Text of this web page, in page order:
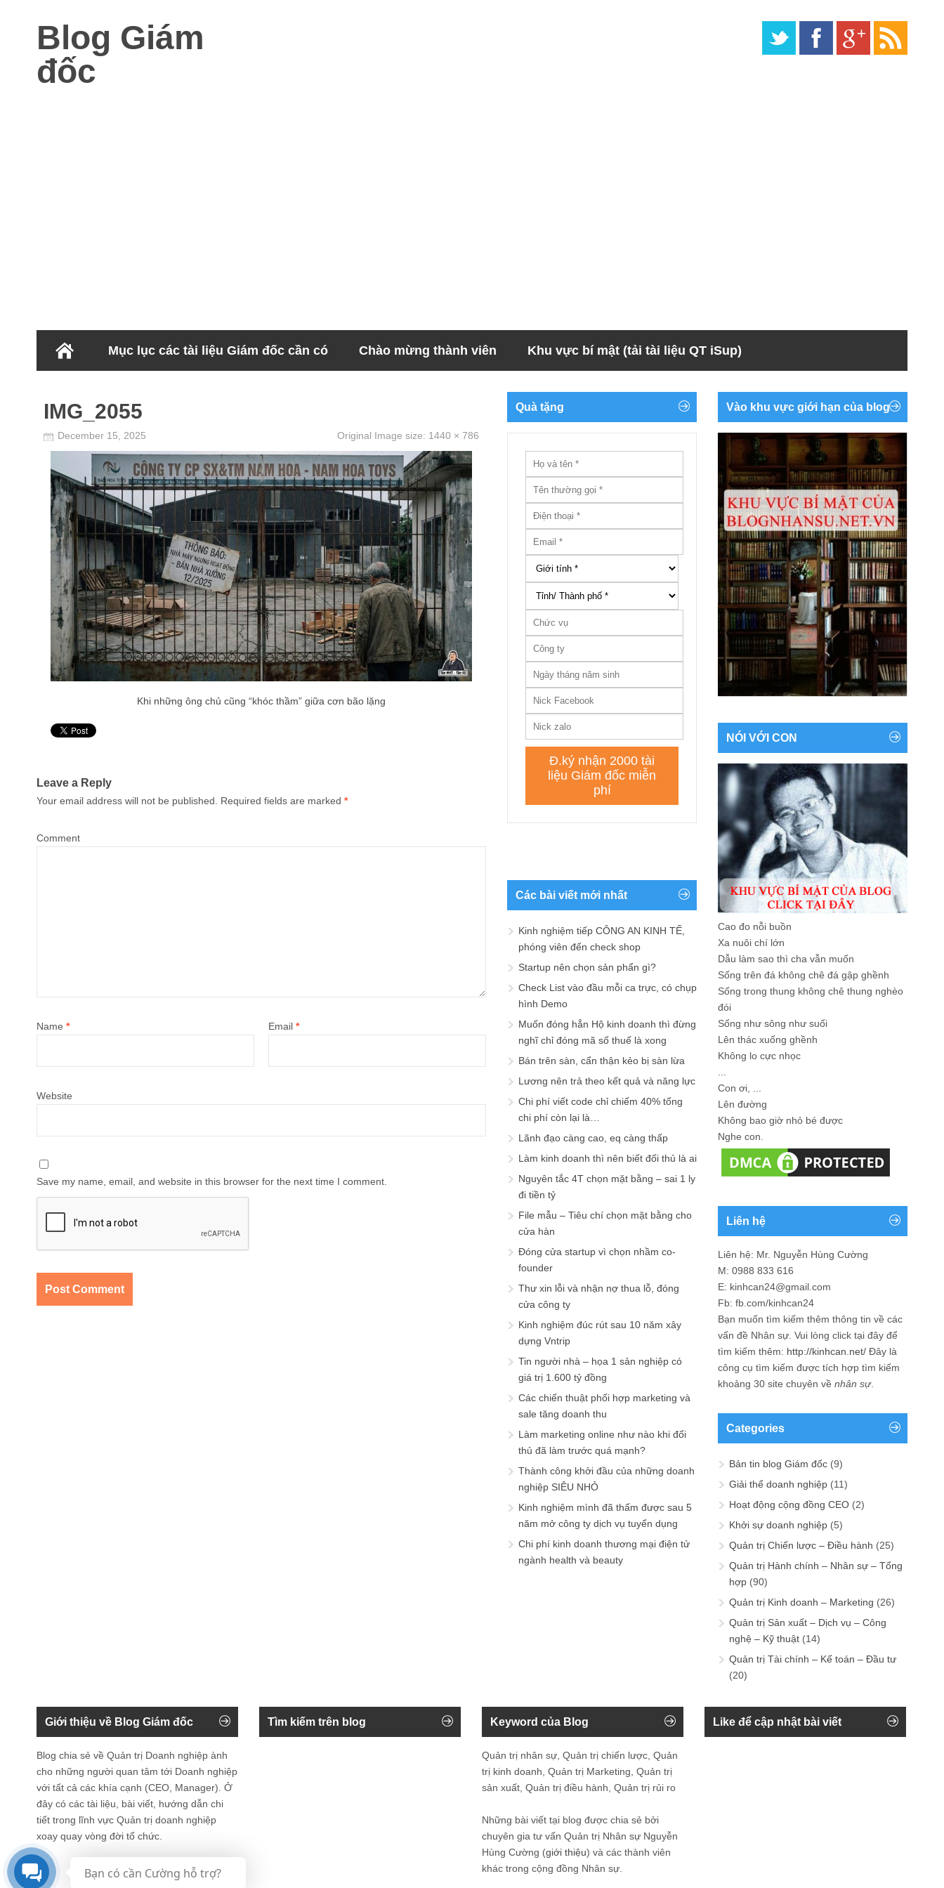
Blog Giám
đốc
Mục lục các tài liệu Giám đốc cần có Chào mừng thành viên Khu vực bí mật (tải tài liệu QT iSup)
IMG_2055
December 15, 2025 Original Image size: 1440 × 786
Khi những ông chủ cũng “khóc thầm” giữa cơn bão lặng
Leave a Reply
Your email address will not be published. Required fields are marked *
Comment
Name * Email *
Website
Save my name, email, and website in this browser for the next time I comment.
Quà tặng
Các bài viết mới nhất
Kinh nghiệm tiếp CÔNG AN KINH TẾ,
phóng viên đến check shop
Startup nên chọn sản phẩn gì?
Check List vào đầu mỗi ca trực, có chụp
hình Demo
Muốn đóng hẳn Hộ kinh doanh thì đừng
nghĩ chỉ đóng mã số thuế là xong
Bán trên sàn, cẩn thận kẻo bị sàn lừa
Lương nên trả theo kết quả và năng lực
Chi phí viết code chỉ chiếm 40% tổng
chi phí còn lại là…
Lãnh đạo càng cao, eq càng thấp
Làm kinh doanh thì nên biết đối thủ là ai
Nguyên tắc 4T chọn mặt bằng – sai 1 ly
đi tiền tỷ
File mẫu – Tiêu chí chọn mặt bằng cho
cửa hàn
Đóng cửa startup vì chọn nhầm co-
founder
Thư xin lỗi và nhận nợ thua lỗ, đóng
cửa công ty
Kinh nghiệm đúc rút sau 10 năm xây
dựng Vntrip
Tin người nhà – họa 1 sản nghiệp có
giá trị 1.600 tỷ đồng
Các chiến thuật phối hợp marketing và
sale tăng doanh thu
Làm marketing online như nào khi đối
thủ đã làm trước quá mạnh?
Thành công khởi đầu của những doanh
nghiệp SIÊU NHỎ
Kinh nghiệm mình đã thấm được sau 5
năm mở công ty dịch vụ tuyển dụng
Chi phí kinh doanh thương mại điện tử
ngành health và beauty
Vào khu vực giới hạn của blog
NÓI VỚI CON
Cao đo nỗi buồn
Xa nuôi chí lớn
Dẫu làm sao thì cha vẫn muốn
Sống trên đá không chê đá gập ghềnh
Sống trong thung không chê thung nghèo
đói
Sống như sông như suối
Lên thác xuống ghềnh
Không lo cực nhọc
Con ơi, ...
Lên đường
Không bao giờ nhỏ bé được
Nghe con.
Liên hệ
Liên hệ: Mr. Nguyễn Hùng Cường
M: 0988 833 616
E: kinhcan24@gmail.com
Fb: fb.com/kinhcan24
Bạn muốn tìm kiếm thêm thông tin về các
vấn đề Nhân sự . Vui lòng click tại đây để
tìm kiếm thêm: http://kinhcan.net/ Đây là
công cụ tìm kiếm được tích hợp tìm kiếm
khoảng 30 site chuyên về nhân sự.
Categories
Bản tin blog Giám đốc (9)
Giải thể doanh nghiệp (11)
Hoạt động cộng đồng CEO (2)
Khởi sự doanh nghiệp (5)
Quản trị Chiến lược – Điều hành (25)
Quản trị Hành chính – Nhân sự – Tổng
hợp (90)
Quản trị Kinh doanh – Marketing (26)
Quản trị Sản xuất – Dịch vụ – Công
nghệ – Kỹ thuật (14)
Quản trị Tài chính – Kế toán – Đầu tư
(20)
Giới thiệu về Blog Giám đốc
Blog chia sẻ về Quản trị Doanh nghiệp ành
cho những người quan tâm tới Doanh nghiệp
với tất cả các khía cạnh (CEO, Manager). Ở
đây có các tài liệu, bài viết, hướng dẫn chi
tiết trong lĩnh vực Quản trị doanh nghiệp
xoay quay vòng đời tổ chức.
Tìm kiếm trên blog Keyword của Blog
Quản trị nhân sự, Quản trị chiến lược, Quản
trị kinh doanh, Quản trị Marketing, Quản trị
sản xuất, Quản trị điều hành, Quản trị rủi ro
Những bài viết tại blog được chia sẻ bởi
chuyên gia tư vấn Quản trị Nhân sự Nguyễn
Hùng Cường (giới thiệu) và các thành viên
khác trong cộng đồng Nhân sự.
Like để cập nhật bài viết
Bạn có cần Cường hỗ trợ?